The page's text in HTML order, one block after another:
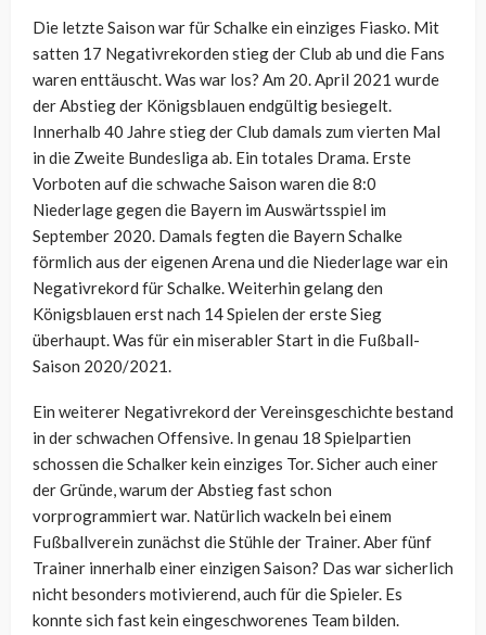
Die letzte Saison war für Schalke ein einziges Fiasko. Mit
satten 17 Negativrekorden stieg der Club ab und die Fans
waren enttäuscht. Was war los? Am 20. April 2021 wurde
der Abstieg der Königsblauen endgültig besiegelt.
Innerhalb 40 Jahre stieg der Club damals zum vierten Mal
in die Zweite Bundesliga ab. Ein totales Drama. Erste
Vorboten auf die schwache Saison waren die 8:0
Niederlage gegen die Bayern im Auswärtsspiel im
September 2020. Damals fegten die Bayern Schalke
förmlich aus der eigenen Arena und die Niederlage war ein
Negativrekord für Schalke. Weiterhin gelang den
Königsblauen erst nach 14 Spielen der erste Sieg
überhaupt. Was für ein miserabler Start in die Fußball-
Saison 2020/2021.
Ein weiterer Negativrekord der Vereinsgeschichte bestand
in der schwachen Offensive. In genau 18 Spielpartien
schossen die Schalker kein einziges Tor. Sicher auch einer
der Gründe, warum der Abstieg fast schon
vorprogrammiert war. Natürlich wackeln bei einem
Fußballverein zunächst die Stühle der Trainer. Aber fünf
Trainer innerhalb einer einzigen Saison? Das war sicherlich
nicht besonders motivierend, auch für die Spieler. Es
konnte sich fast kein eingeschworenes Team bilden.